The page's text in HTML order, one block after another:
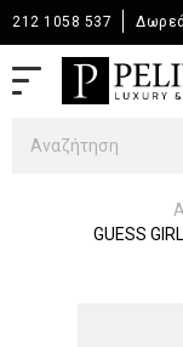
212 1058 537
GUESS